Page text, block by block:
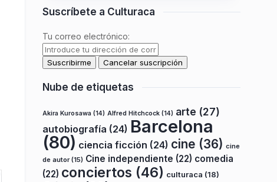
Suscríbete a Culturaca
Tu correo electrónico:
Nube de etiquetas
Akira Kurosawa (14) Alfred Hitchcock (14) arte (27)
autobiografía (24) Barcelona
(80) ciencia ficción (24) cine (36) cine
de autor(15) Cine independiente (22) comedia
(22) conciertos (46) culturaca (18)